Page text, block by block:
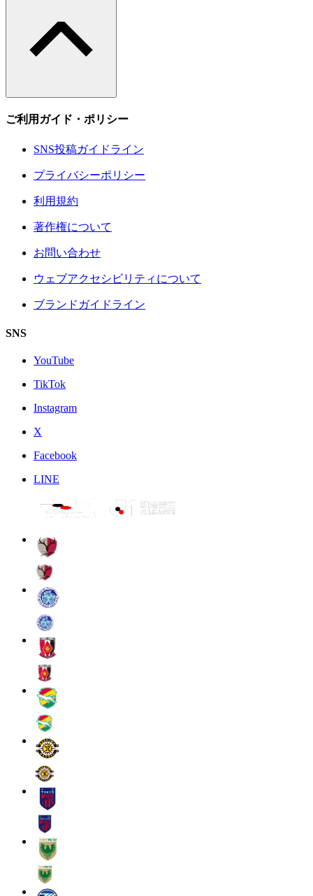
ご利用ガイド・ポリシー
SNS投稿ガイドライン
プライバシーポリシー
利用規約
著作権について
お問い合わせ
ウェブアクセシビリティについて
ブランドガイドライン
SNS
YouTube
TikTok
Instagram
X
Facebook
LINE